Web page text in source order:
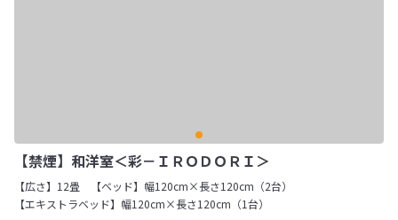
【禁煙】和洋室＜彩－ＩＲＯＤＯＲＩ＞
【広さ】12畳
【ベッド】幅120cm×長さ120cm（2台）
【エキストラベッド】幅120cm×長さ120cm（1台）